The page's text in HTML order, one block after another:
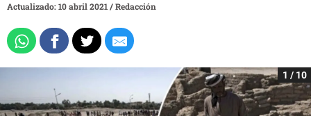
Actualizado: 10 abril 2021 /Redacción
1 / 10